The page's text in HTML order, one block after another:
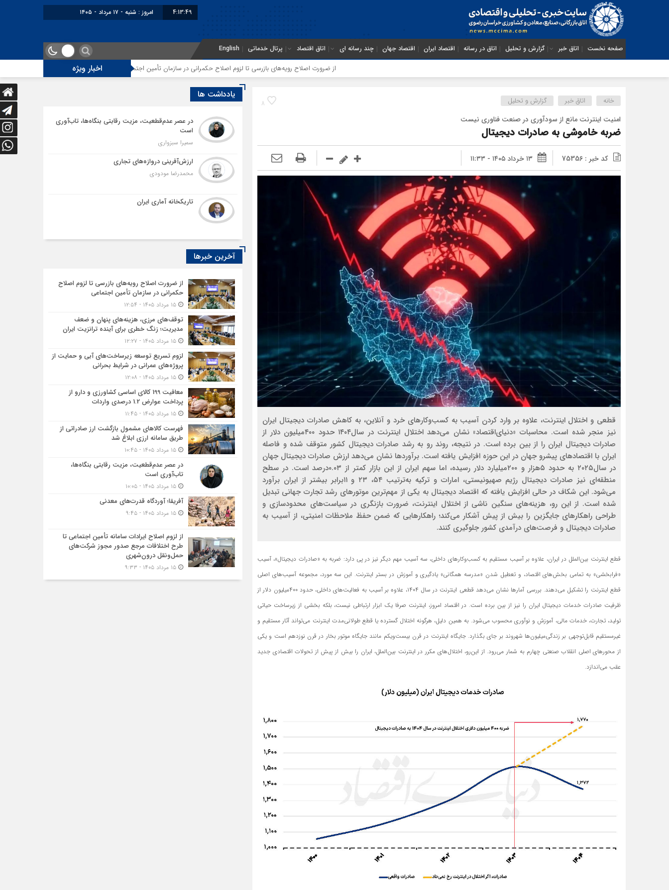
4:13:50 برابر با : Saturday - 8 August - 2026
صفحه نخست اتاق خبر گزارش و تحلیل اتاق در رسانه اقتصاد ایران اقتصاد جهان چند رسانه ای اتاق اقتصاد پرتال خدماتی English
اخبار ویژه از ضرورت اصلاح رویه‌های بازرسی تا لزوم اصلاح حکمرانی در سازمان تأمین اجتماعی توقف‌های مرزی، هزینه‌های پنهان و ضعف مدیریت؛ زنگ
8 خانه اتاق خبر گزارش و تحلیل
امنیت اینترنت مانع از سودآوری در صنعت فناوری نیست
ضربه خاموشی به صادرات دیجیتال
کد خبر : 75356 ۱۳ خرداد ۱۴۰۵ - ۱۱:۳۳
قطعی و اختلال اینترنت، علاوه بر وارد کردن آسیب به کسب‌وکارهای خرد و آنلاین، به کاهش صادرات دیجیتال ایران
نیز منجر شده است. محاسبات «دنیای‌اقتصاد» نشان می‌دهد اختلال اینترنت در سال۱۴۰۴ حدود ۴۰۰‌میلیون دلار از
صادرات دیجیتال ایران را از بین برده است. در نتیجه، روند رو به رشد صادرات دیجیتال کشور متوقف شده و فاصله
ایران با اقتصادهای پیشرو جهان در این حوزه افزایش یافته است. برآوردها نشان می‌دهد ارزش صادرات دیجیتال جهان
در سال۲۰۲۵ به حدود ۵هزار و ۲۰۰‌میلیارد دلار رسیده، اما سهم ایران از این بازار کمتر از ۰.۰۳درصد است. در سطح
منطقه‌ای نیز صادرات دیجیتال رژیم صهیونیستی، امارات و ترکیه به‌ترتیب ۵۴، ۲۳ و ۱۱برابر بیشتر از ایران برآورد
می‌شود. این شکاف در حالی افزایش یافته که اقتصاد دیجیتال به یکی از مهم‌ترین موتورهای رشد تجارت جهانی تبدیل
شده است. از این رو، هزینه‌های سنگین ناشی از اختلال اینترنت، ضرورت بازنگری در سیاست‌های محدودسازی و
طراحی راهکارهای جایگزین را بیش از پیش آشکار می‌کند؛ راهکارهایی که ضمن حفظ ملاحظات امنیتی، از آسیب به
صادرات دیجیتال و فرصت‌های درآمدی کشور جلوگیری کنند.
قطع اینترنت بین‌الملل در ایران، علاوه بر آسیب مستقیم به کسب‌وکارهای داخلی، سه آسیب مهم دیگر نیز در پی دارد: ضربه به «صادرات دیجیتال»، آسیب
«فرابخشی» به تمامی بخش‌های اقتصاد، و تعطیل شدن «مدرسه همگانی» یادگیری و آموزش در بستر اینترنت. این سه مورد، مجموعه آسیب‌های اصلی
قطع اینترنت را تشکیل می‌دهند. بررسی آمارها نشان می‌دهد قطعی اینترنت در سال ۱۴۰۴، علاوه بر آسیب به فعالیت‌های داخلی، حدود ۴۰۰‌میلیون دلار از
ظرفیت صادرات خدمات دیجیتال ایران را نیز از بین برده است. در اقتصاد امروز، اینترنت صرفا یک ابزار ارتباطی نیست، بلکه بخشی از زیرساخت حیاتی
تولید، تجارت، خدمات مالی، آموزش و نوآوری محسوب می‌شود. به همین دلیل، هرگونه اختلال گسترده یا قطع طولانی‌مدت اینترنت می‌تواند آثار مستقیم و
غیرمستقیم قابل‌توجهی بر زندگی‌میلیون‌ها شهروند بر جای بگذارد. جایگاه اینترنت در قرن بیست‌ویکم مانند جایگاه موتور بخار در قرن نوزدهم است و یکی
از محورهای اصلی انقلاب صنعتی چهارم به شمار می‌رود. از این‌رو، اختلال‌های مکرر در اینترنت بین‌الملل، ایران را بیش از پیش از تحولات اقتصادی جدید
عقب می‌اندازد.
یادداشت ها
در عصر عدم‌قطعیت، مزیت رقابتی بنگاه‌ها، تاب‌آوری
است
سمیرا سبزواری
ارزش‌آفرینی دروازه‌های تجاری
محمدرضا مودودی
تاریکخانه آماری ایران
آخرین خبرها
از ضرورت اصلاح رویه‌های بازرسی تا لزوم اصلاح
حکمرانی در سازمان تأمین اجتماعی
۱۵ مرداد ۱۴۰۵ - ۱۲:۵۴
توقف‌های مرزی، هزینه‌های پنهان و ضعف
مدیریت؛ زنگ خطری برای آینده ترانزیت ایران
۱۵ مرداد ۱۴۰۵ - ۱۲:۲۷
لزوم تسریع توسعه زیرساخت‌های آبی و حمایت از
پروژه‌های عمرانی در شرایط بحرانی
۱۵ مرداد ۱۴۰۵ - ۱۲:۰۸
معافیت 199 کالای اساسی کشاورزی و دارو از
پرداخت عوارض 1.2 درصدی واردات
۱۵ مرداد ۱۴۰۵ - ۱۱:۴۵
فهرست کالاهای مشمول بازگشت ارز صادراتی از
طریق سامانه ارزی ابلاغ شد
۱۵ مرداد ۱۴۰۵ - ۱۰:۴۵
در عصر عدم‌قطعیت، مزیت رقابتی بنگاه‌ها،
تاب‌آوری است
۱۵ مرداد ۱۴۰۵ - ۱۰:۰۵
آفریقا؛ آوردگاه قدرت‌های معدنی
۱۵ مرداد ۱۴۰۵ - ۹:۴۵
از لزوم اصلاح ایرادات سامانه تأمین اجتماعی تا
طرح اختلافات مرجع صدور مجوز شرکت‌های
حمل‌ونقل درون‌شهری
۱۵ مرداد ۱۴۰۵ - ۹:۳۳